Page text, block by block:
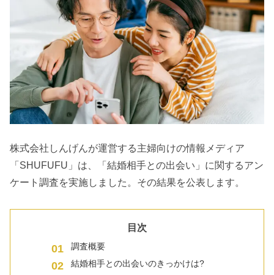
株式会社しんげんが運営する主婦向けの情報メディア
「SHUFUFU」は、「結婚相手との出会い」に関するアン
ケート調査を実施しました。その結果を公表します。
目次
調査概要
結婚相手との出会いのきっかけは?